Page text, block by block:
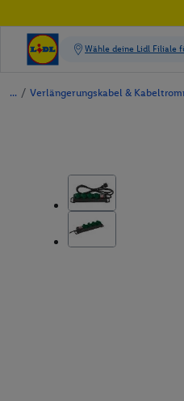
/ Verlängerungskabel &